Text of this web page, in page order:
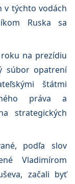
v týchto vodách
Ruska sa
na prezídiu
súbor opatrení
štátmi
práva a
strategických
podľa slov
Vladimírom
začali byť